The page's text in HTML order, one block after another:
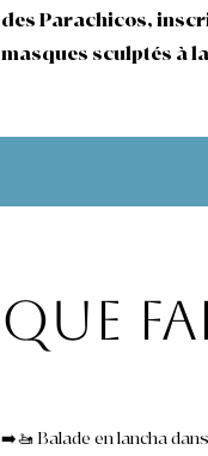
des Parachicos,
masques sculptés à
Que
➡️🚤 Balade en lancha